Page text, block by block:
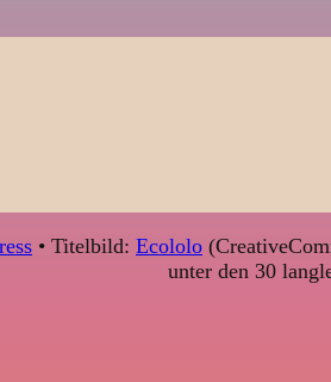
• Titelbild: Ecololo
unter den 30